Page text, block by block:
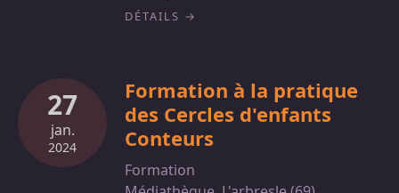
DÉTAILS
27
jan.
2024
Formation à la pratique
des Cercles d'enfants
Conteurs
Formation